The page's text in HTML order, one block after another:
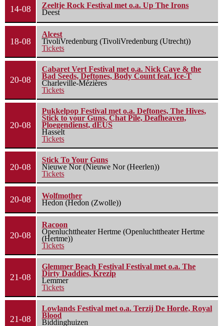
14-08
Zeeltje Rock Festival met o.a. Up The Irons
Deest
18-08
Alcest
TivoliVredenburg (TivoliVredenburg (Utrecht))
Tickets
20-08
Cabaret Vert Festival met o.a. Nick Cave & the
Bad Seeds, Deftones, Body Count feat. Ice-T
Charleville-Mézières
Tickets
20-08
Pukkelpop Festival met o.a. Deftones, The Hives,
Stick to your Guns, Chat Pile, Deafheaven,
Ploegendienst, dEUS
Hasselt
Tickets
20-08
Stick To Your Guns
Nieuwe Nor (Nieuwe Nor (Heerlen))
Tickets
20-08
Wolfmother
Hedon (Hedon (Zwolle))
20-08
Racoon
Openluchttheater Hertme (Openluchttheater Hertme
(Hertme))
Tickets
21-08
Glemmer Beach Festival Festival met o.a. The
Dirty Daddies, Krezip
Lemmer
Tickets
21-08
Lowlands Festival met o.a. Terzij De Horde, Royal
Blood
Biddinghuizen